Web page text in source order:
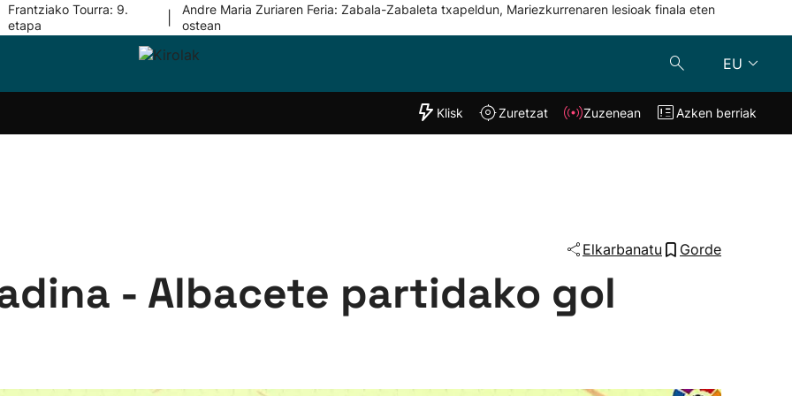
Frantziako Tourra: 9.
etapa
Andre Maria Zuriaren Feria: Zabala-Zabaleta txapeldun, Mariezkurrenaren lesioak finala eten
ostean
EU
Taldeak
"Helmuga"
Klisk Zuzenean
Klisk Zuretzat Zuzenean Azken berriak
Elkarbanatu Gorde
- Albacete partidako gol